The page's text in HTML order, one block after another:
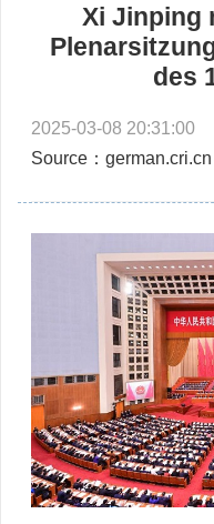
Xi Jinping
des
2025-03-08 20:31:00
Source：german.cri.cn